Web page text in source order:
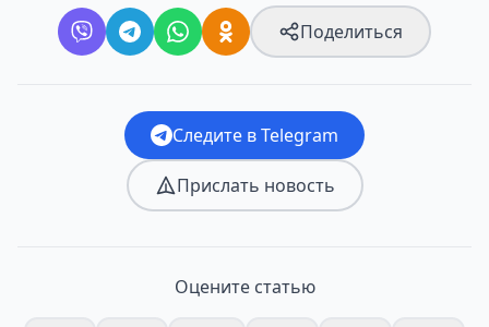
Поделиться
Следите в Telegram
Прислать новость
Оцените статью